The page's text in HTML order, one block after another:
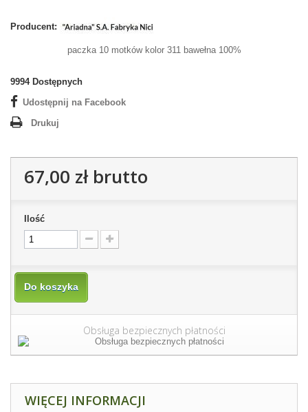
Producent:
paczka 10 motków kolor 311 bawełna 100%
9994 Dostępnych
Udostępnij na Facebook
Drukuj
67,00 złbrutto
Ilość
Do koszyka
Obsługa bezpiecznych płatności
WIĘCEJ INFORMACJI